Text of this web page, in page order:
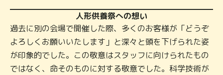
人形供養祭への想い
過去に別の会場で開催した際、多くのお客様が「どうぞ
よろしくお願いいたします」と深々と頭を下げられた姿
が印象的でした。この敬意はスタッフに向けられたもの
ではなく、命そのものに対する敬意でした。科学技術が